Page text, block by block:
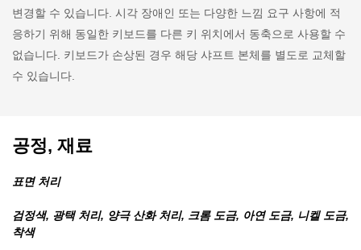
변경할 수 있습니다. 시각 장애인 또는 다양한 느낌 요구 사항에 적
응하기 위해 동일한 키보드를 다른 키 위치에서 동축으로 사용할 수
없습니다. 키보드가 손상된 경우 해당 샤프트 본체를 별도로 교체할
수 있습니다.
공정, 재료
표면 처리
검정색, 광택 처리, 양극 산화 처리, 크롬 도금, 아연 도금, 니켈 도금,
착색